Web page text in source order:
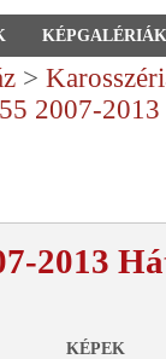
KÉPGALÉRIÁK
>
2007-2013
2013
KÉPEK